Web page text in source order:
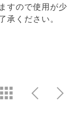
すので使用が少
承ください。